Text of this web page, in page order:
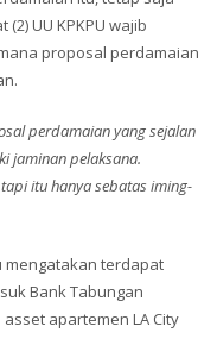
UU KPKPU wajib
proposal perdamaian
perdamaian yang sejalan
jaminan pelaksana.
itu hanya sebatas iming-
mengatakan terdapat
Bank Tabungan
apartemen LA City